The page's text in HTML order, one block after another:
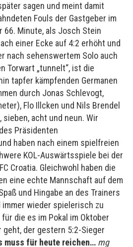
sagen und meint damit
Fouls der Gastgeber im
66. Minute, als Josch Stein
einer Ecke auf 4:2 erhöht und
nach sehenswertem Solo auch
Torwart „tunnelt“, ist die
tapfer kämpfenden Germanen
durch Jonas Schlevogt,
Flo Illcken und Nils Brendel
acht und neun. Wir
Präsidenten
haben nach einem spielfreien
KOL-Auswärtsspiele bei der
Croatia. Gleichwohl haben die
eine echte Mannschaft auf dem
und Hingabe an des Trainers
wieder spielerisch zu
die es im Pokal im Oktober
geht, der gestern 5:2-Sieger
muss für heute reichen… mg